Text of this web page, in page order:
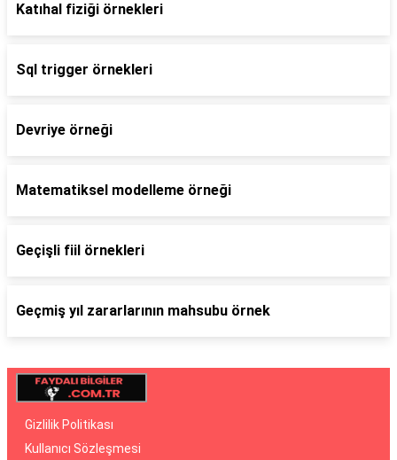
Katıhal fiziği örnekleri
Sql trigger örnekleri
Devriye örneği
Matematiksel modelleme örneği
Geçişli fiil örnekleri
Geçmiş yıl zararlarının mahsubu örnek
Gizlilik Politikası
Kullanıcı Sözleşmesi